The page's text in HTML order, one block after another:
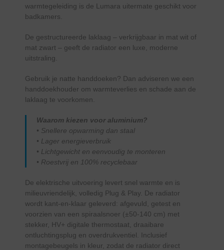
warmtegeleiding is de Lumara uitermate geschikt voor
badkamers.
De gestructureerde laklaag – verkrijgbaar in mat wit of
mat zwart – geeft de radiator een luxe, moderne
uitstraling.
Gebruik je natte handdoeken? Dan adviseren we een
handdoekhouder om warmteverlies en schade aan de
laklaag te voorkomen.
Waarom kiezen voor aluminium?
• Snellere opwarming dan staal
• Lager energieverbruik
• Lichtgewicht en eenvoudig te monteren
• Roestvrij en 100% recyclebaar
De elektrische uitvoering levert snel warmte en is
milieuvriendelijk, volledig Plug & Play. De radiator
wordt kant-en-klaar geleverd: afgevuld, getest en
voorzien van een spiraalsnoer (±50-140 cm) met
stekker, HV+ digitale thermostaat, draaibare
ontluchtingsplug en overdrukventiel. Inclusief
montagebeugels in kleur, zodat de radiator direct